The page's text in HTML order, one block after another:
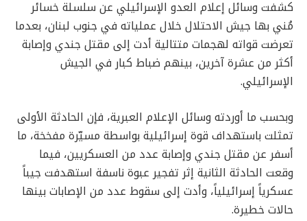
كشفت وسائل إعلام العدو الإسرائيلي عن سلسلة خسائر
مُني بها جيش الاحتلال خلال عملياته في جنوب لبنان، بعدما
تعرضت قواته لهجمات متتالية أدت إلى مقتل جندي وإصابة
أكثر من عشرة آخرين، بينهم ضباط كبار في الجيش
الإسرائيلي.
وبحسب ما أوردته وسائل الإعلام العبرية، فإن الحادثة الأولى
تمثلت باستهداف قوة إسرائيلية بواسطة مسيّرة مفخخة، ما
أسفر عن مقتل جندي وإصابة عدد من العسكريين، فيما
وقعت الحادثة الثانية إثر تفجير عبوة ناسفة استهدفت جيباً
عسكرياً إسرائيلياً، وأدت إلى سقوط عدد من الإصابات بينها
حالات خطيرة.